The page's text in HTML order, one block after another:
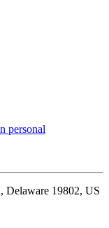
personal
Delaware 19802, US